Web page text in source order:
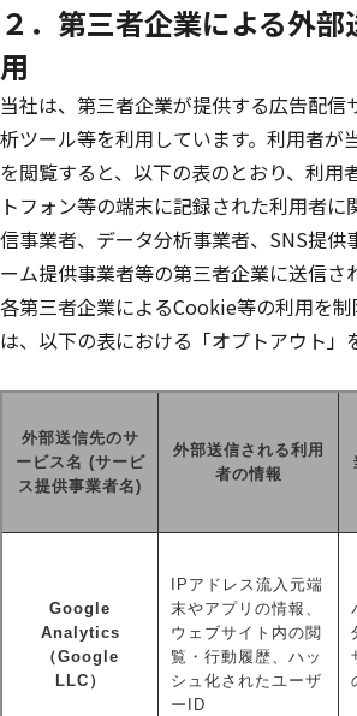
２．第三者企業による外
用
当社は、第三者企業が提供する広告配信
析ツール等を利用しています。利用者が
を閲覧すると、以下の表のとおり、利用
トフォン等の端末に記録された利用者
信事業者、データ分析事業者、SNS提供
ーム提供事業者等の第三者企業に送信さ
各第三者企業によるCookie等の利用を
は、以下の表における「オプトアウト」
外部送信先のサ
ービス名 (サービ
ス提供事業者名)
外部送信される利用
者の情報
Google
Analytics
（Google
LLC）
IPアドレス流入元端
末やアプリの情報、
ウェブサイト内の閲
覧・行動履歴、ハッ
シュ化されたユーザ
ーID